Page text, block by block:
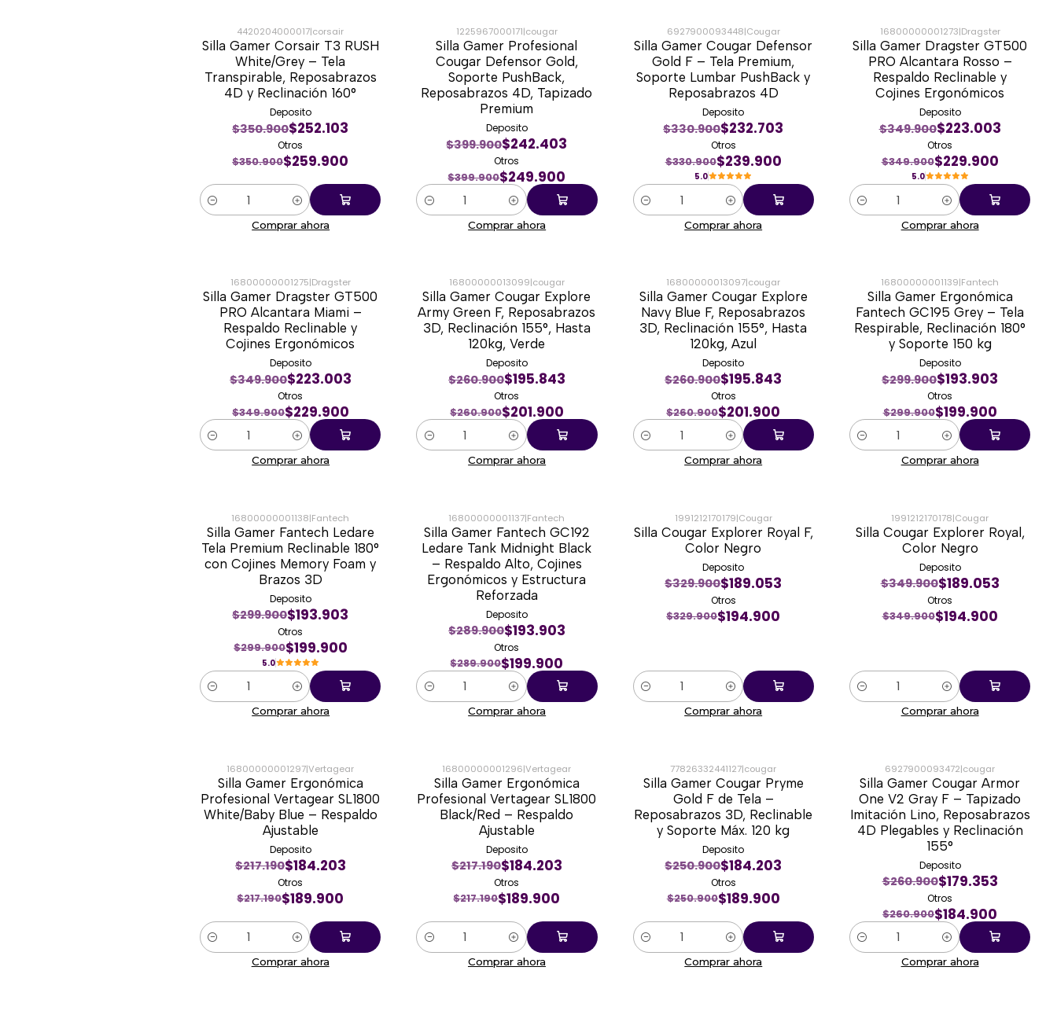
-26%
4420204000017|corsair
Silla Gamer Corsair T3 RUSH
White/Grey – Tela
Transpirable, Reposabrazos
4D y Reclinación 160°
Deposito
$350.900$252.103
Otros
$350.900$259.900
Cantidad
Comprar ahora
-38%
1225967000171|cougar
Silla Gamer Profesional
Cougar Defensor Gold,
Soporte PushBack,
Reposabrazos 4D, Tapizado
Premium
Deposito
$399.900$242.403
Otros
$399.900$249.900
Cantidad
Comprar ahora
-28%
6927900093448|Cougar
Silla Gamer Cougar Defensor
Gold F – Tela Premium,
Soporte Lumbar PushBack y
Reposabrazos 4D
Deposito
$330.900$232.703
Otros
$330.900$239.900
5.0
Cantidad
Comprar ahora
-34%
16800000001273|Dragster
Silla Gamer Dragster GT500
PRO Alcantara Rosso –
Respaldo Reclinable y
Cojines Ergonómicos
Deposito
$349.900$223.003
Otros
$349.900$229.900
5.0
Cantidad
Comprar ahora
-34%
16800000001275|Dragster
Silla Gamer Dragster GT500
PRO Alcantara Miami –
Respaldo Reclinable y
Cojines Ergonómicos
Deposito
$349.900$223.003
Otros
$349.900$229.900
Cantidad
Comprar ahora
-23%
16800000013099|cougar
Silla Gamer Cougar Explore
Army Green F, Reposabrazos
3D, Reclinación 155°, Hasta
120kg, Verde
Deposito
$260.900$195.843
Otros
$260.900$201.900
Cantidad
Comprar ahora
-23%
16800000013097|cougar
Silla Gamer Cougar Explore
Navy Blue F, Reposabrazos
3D, Reclinación 155°, Hasta
120kg, Azul
Deposito
$260.900$195.843
Otros
$260.900$201.900
Cantidad
Comprar ahora
-33%
16800000001139|Fantech
Silla Gamer Ergonómica
Fantech GC195 Grey – Tela
Respirable, Reclinación 180°
y Soporte 150 kg
Deposito
$299.900$193.903
Otros
$299.900$199.900
Cantidad
Comprar ahora
-33%
16800000001138|Fantech
Silla Gamer Fantech Ledare
Tela Premium Reclinable 180°
con Cojines Memory Foam y
Brazos 3D
Deposito
$299.900$193.903
Otros
$299.900$199.900
5.0
Cantidad
Comprar ahora
-31%
16800000001137|Fantech
Silla Gamer Fantech GC192
Ledare Tank Midnight Black
– Respaldo Alto, Cojines
Ergonómicos y Estructura
Reforzada
Deposito
$289.900$193.903
Otros
$289.900$199.900
Cantidad
Comprar ahora
-41%
1991212170179|Cougar
Silla Cougar Explorer Royal F,
Color Negro
Deposito
$329.900$189.053
Otros
$329.900$194.900
Cantidad
Comprar ahora
-44%
1991212170178|Cougar
Silla Cougar Explorer Royal,
Color Negro
Deposito
$349.900$189.053
Otros
$349.900$194.900
Cantidad
Comprar ahora
-13%
16800000001297|Vertagear
Silla Gamer Ergonómica
Profesional Vertagear SL1800
White/Baby Blue – Respaldo
Ajustable
Deposito
$217.190$184.203
Otros
$217.190$189.900
Cantidad
Comprar ahora
-13%
16800000001296|Vertagear
Silla Gamer Ergonómica
Profesional Vertagear SL1800
Black/Red – Respaldo
Ajustable
Deposito
$217.190$184.203
Otros
$217.190$189.900
Cantidad
Comprar ahora
-24%
77826332441127|cougar
Silla Gamer Cougar Pryme
Gold F de Tela –
Reposabrazos 3D, Reclinable
y Soporte Máx. 120 kg
Deposito
$250.900$184.203
Otros
$250.900$189.900
Cantidad
Comprar ahora
-29%
6927900093472|cougar
Silla Gamer Cougar Armor
One V2 Gray F – Tapizado
Imitación Lino, Reposabrazos
4D Plegables y Reclinación
155°
Deposito
$260.900$179.353
Otros
$260.900$184.900
Cantidad
Comprar ahora